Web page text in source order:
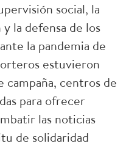
social, la
la defensa de los
la pandemia de
estuvieron
campaña, centros de
para ofrecer
las noticias
de solidaridad